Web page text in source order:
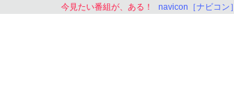
今見たい番組が、ある！ navicon［ナビコン］